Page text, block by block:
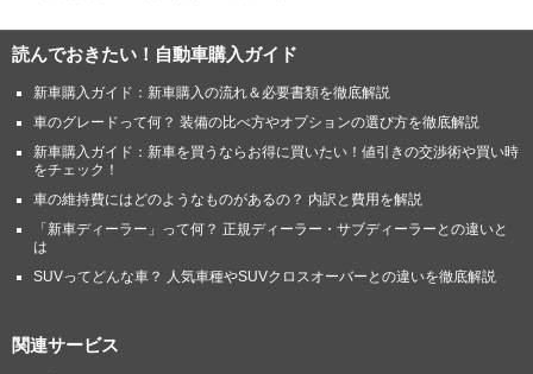
読んでおきたい！自動車購入ガイド
新車購入ガイド：新車購入の流れ＆必要書類を徹底解説
車のグレードって何？ 装備の比べ方やオプションの選び方を徹底解説
新車購入ガイド：新車を買うならお得に買いたい！値引きの交渉術や買い時
をチェック！
車の維持費にはどのようなものがあるの？ 内訳と費用を解説
「新車ディーラー」って何？ 正規ディーラー・サブディーラーとの違いと
は
SUVってどんな車？ 人気車種やSUVクロスオーバーとの違いを徹底解説
関連サービス